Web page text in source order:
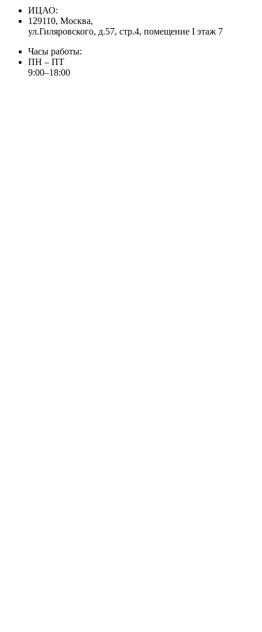
ИЦАО:
129110, Москва,
ул.Гиляровского, д.57, стр.4, помещение I этаж 7
Часы работы:
ПН – ПТ
9:00–18:00